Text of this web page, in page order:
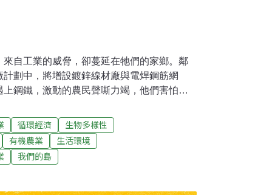
自工業的威脅，卻蔓延在牠們的家鄉。鄰
劃中，將增設鍍鋅線材廠與電焊鋼筋網
鋼鐵，激動的農民聲嘶力竭，他們害怕什
。走進台南官田，俗稱菱角鳥的水雉，輕
這樣的美麗，在台灣是稀有的，全台的水
會列為珍貴稀有的保育鳥類。官田是目前水
生了嚴重的農藥中毒事件，導致130多隻水
會也首度結合有機農業認證機構，推出
循環經濟
生物多樣性
有機農業
生活環境
我們的島